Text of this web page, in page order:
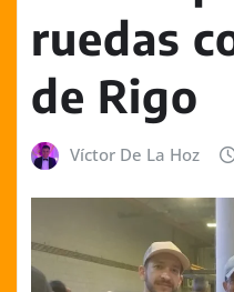
ruedas
de Rigo
Víctor De La Hoz